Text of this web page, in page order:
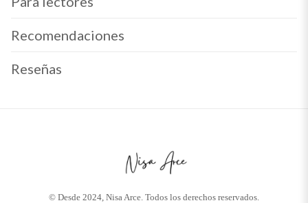
Recomendaciones
Reseñas
© Desde 2024, Nisa Arce. Todos los derechos reservados.